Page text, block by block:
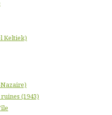
Keltiek)
(1943)